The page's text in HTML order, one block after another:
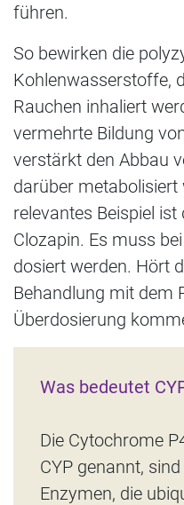
führen.
So bewirken die
Kohlenwasserstoffe,
Rauchen inhaliert
vermehrte Bildung
verstärkt den Abbau
darüber metabolisiert
relevantes Beispiel
Clozapin. Es muss
dosiert werden. Hört
Behandlung mit dem
Überdosierung
Was bedeutet
Die Cytochrome
CYP genannt,
Enzymen, die